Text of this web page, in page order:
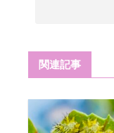
関連記事